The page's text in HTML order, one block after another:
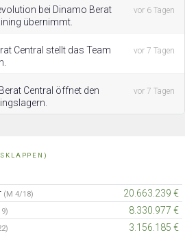
bei Dinamo Berat
übernimmt.
vor 6 Tagen
Central stellt das Team
vor 7 Tagen
Central öffnet den
vor 7 Tagen
(M 4/18)
20.663.239 €
8.330.977 €
3.156.185 €